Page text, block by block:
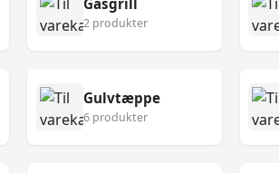
2 produkter
Gulvtæppe
6 produkter